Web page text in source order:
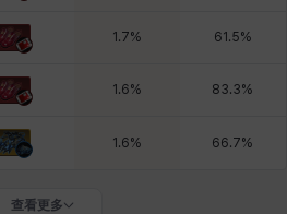
1.7% 61.5%
1.6% 83.3%
1.6% 66.7%
查看更多